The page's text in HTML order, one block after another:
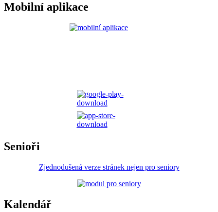
Mobilní aplikace
Senioři
Zjednodušená verze stránek nejen pro seniory
Kalendář